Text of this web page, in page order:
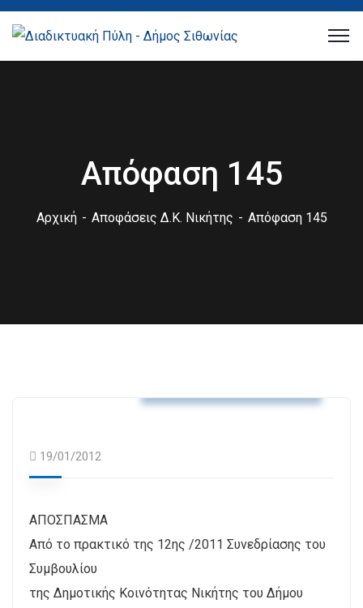
Απόφαση 145
Αρχική Αποφάσεις Δ.Κ. Νικήτης Απόφαση 145
19/01/2012
ΑΠΟΣΠΑΣΜΑ
Από το πρακτικό της 12ης /2011 Συνεδρίασης του
Συμβουλίου
της Δημοτικής Κοινότητας Νικήτης του Δήμου